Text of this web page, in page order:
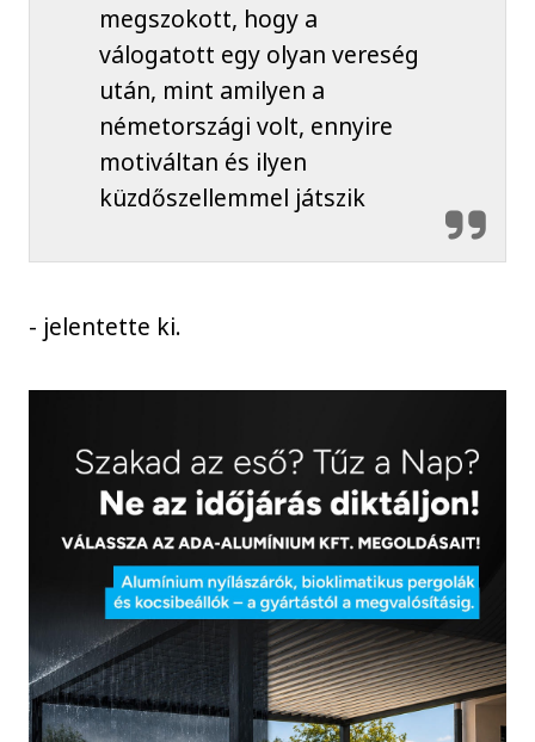
megszokott, hogy a
válogatott egy olyan vereség
után, mint amilyen a
németországi volt, ennyire
motiváltan és ilyen
küzdőszellemmel játszik
- jelentette ki.